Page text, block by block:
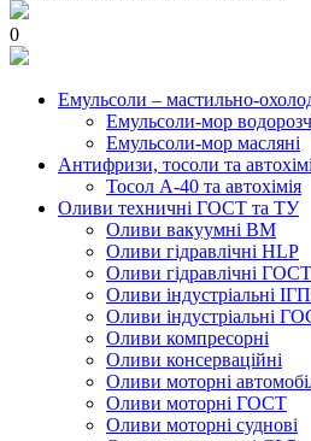
0
Емульсоли – мастильно-
Емульсоли-мор
Емульсоли-мор масляні
Антифризи, тосоли та
Тосол А-40 та автохімія
Оливи техничні ГОСТ та ТУ
Оливи вакуумні ВМ
Оливи гідравлічні HLP
Оливи гідравлічні ГОСТ
Оливи індустріальні
Оливи індустріальні
Оливи компресорні
Оливи консерваційні
Оливи моторні
Оливи моторні ГОСТ
Оливи моторні суднові